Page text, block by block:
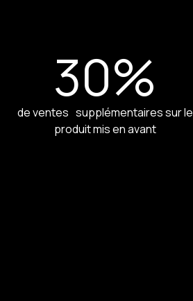
30%
de ventes supplémentaires sur le
produit mis en avant